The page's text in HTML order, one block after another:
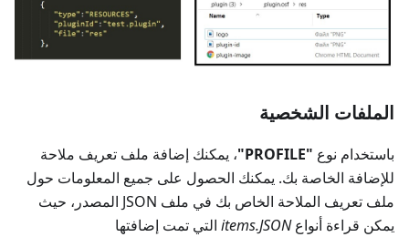
الملفات الشخصية
باستخدام نوع "PROFILE"
، يمكنك إضافة ملف تعريف ملاحة
للإضافة الخاصة بك. يمكنك الحصول على جميع المعلومات حول
ملف تعريف الملاحة الخاص بك في ملف JSON المصدر، حيث
يمكن قراءة أنواعitems.JSON التي تمت إضافتها